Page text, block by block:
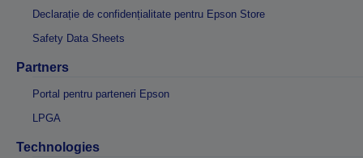
Declarație de confidențialitate pentru Epson Store
Safety Data Sheets
Partners
Portal pentru parteneri Epson
LPGA
Technologies